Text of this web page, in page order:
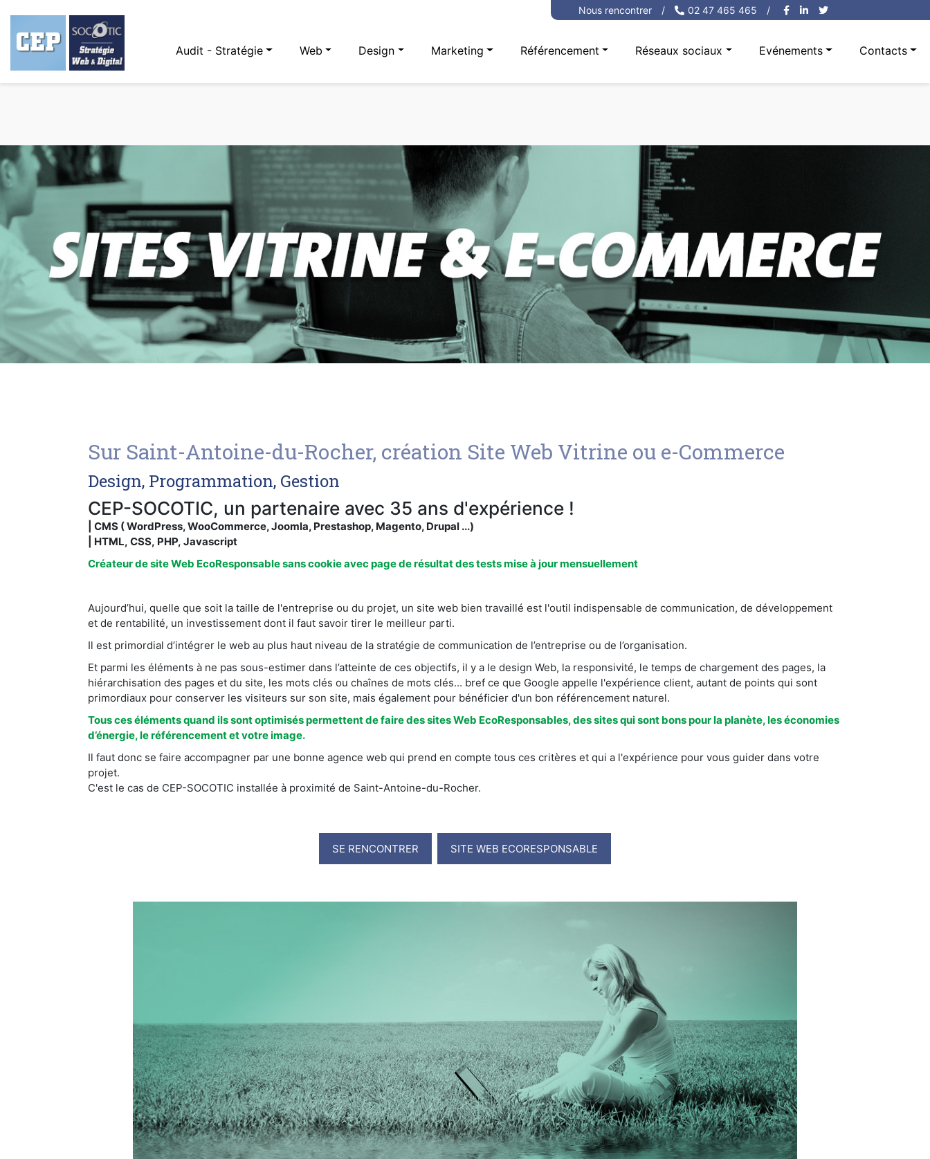
Nous rencontrer / 02 47 465 465 /
Audit - Stratégie Web Design Marketing Référencement Réseaux sociaux Evénements Contacts
Sur Saint-Antoine-du-Rocher, création Site Web Vitrine ou e-Commerce
Design, Programmation, Gestion
CEP-SOCOTIC, un partenaire avec 35 ans d'expérience !
| CMS ( WordPress, WooCommerce, Joomla, Prestashop, Magento, Drupal ...)
| HTML, CSS, PHP, Javascript
Créateur de site Web EcoResponsable sans cookie avec page de résultat des tests mise à jour mensuellement
Aujourd’hui, quelle que soit la taille de l'entreprise ou du projet, un site web bien travaillé est l'outil indispensable de communication, de développement
et de rentabilité, un investissement dont il faut savoir tirer le meilleur parti.
Il est primordial d’intégrer le web au plus haut niveau de la stratégie de communication de l’entreprise ou de l’organisation.
Et parmi les éléments à ne pas sous-estimer dans l’atteinte de ces objectifs, il y a le design Web, la responsivité, le temps de chargement des pages, la
hiérarchisation des pages et du site, les mots clés ou chaînes de mots clés... bref ce que Google appelle l'expérience client, autant de points qui sont
primordiaux pour conserver les visiteurs sur son site, mais également pour bénéficier d'un bon référencement naturel.
Tous ces éléments quand ils sont optimisés permettent de faire des sites Web EcoResponsables, des sites qui sont bons pour la planète, les économies
d’énergie, le référencement et votre image.
Il faut donc se faire accompagner par une bonne agence web qui prend en compte tous ces critères et qui a l'expérience pour vous guider dans votre
projet.
C'est le cas de CEP-SOCOTIC installée à proximité de Saint-Antoine-du-Rocher.
SE RENCONTRER SITE WEB ECORESPONSABLE